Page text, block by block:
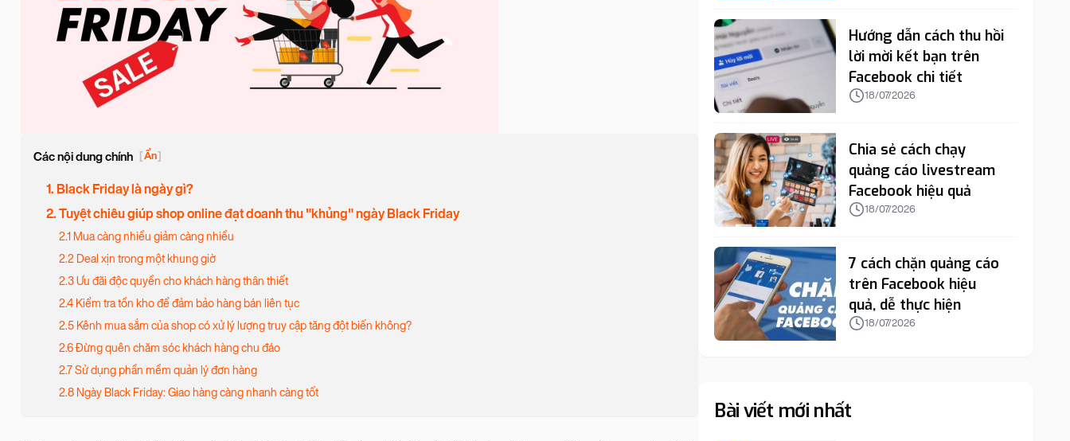
Các nội dung chính [Ẩn]
1. Black Friday là ngày gì?
2. Tuyệt chiêu giúp shop online đạt doanh thu "khủng" ngày Black Friday
2.1 Mua càng nhiều giảm càng nhiều
2.2 Deal xịn trong một khung giờ
2.3 Ưu đãi độc quyền cho khách hàng thân thiết
2.4 Kiểm tra tồn kho để đảm bảo hàng bán liên tục
2.5 Kênh mua sắm của shop có xử lý lượng truy cập tăng đột biến không?
2.6 Đừng quên chăm sóc khách hàng chu đáo
2.7 Sử dụng phần mềm quản lý đơn hàng
2.8 Ngày Black Friday: Giao hàng càng nhanh càng tốt
Hướng dẫn cách thu hồi
lời mời kết bạn trên
Facebook chi tiết
18/07/2026
Chia sẻ cách chạy
quảng cáo livestream
Facebook hiệu quả
18/07/2026
7 cách chặn quảng cáo
trên Facebook hiệu
quả, dễ thực hiện
18/07/2026
Bài viết mới nhất